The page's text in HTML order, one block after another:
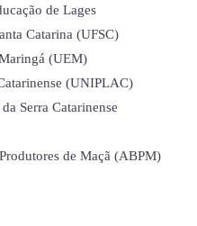
de Lages
Catarina (UFSC)
(UEM)
(UNIPLAC)
Serra Catarinense
de Maçã (ABPM)